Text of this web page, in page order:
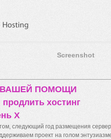
Screenshot
ВАШЕЙ ПОМОЩИ
продлить хостинг
X
следующий год размещения
проект на голом